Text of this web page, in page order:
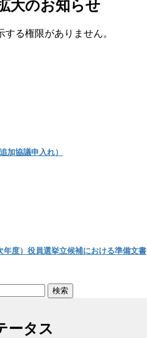
大のお知らせ
る権限がありません。
加協議申入れ）
年度）役員選挙立候補における準備文書
ータス